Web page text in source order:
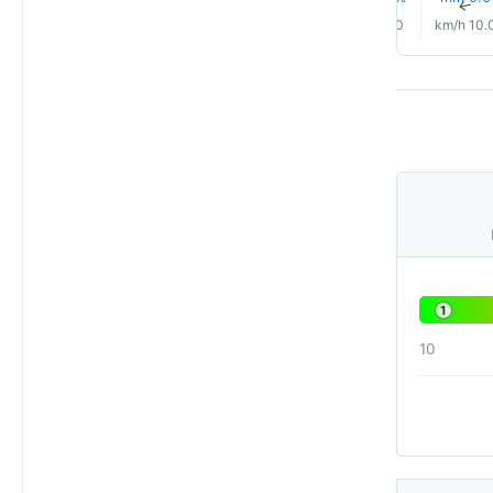
↑
10.0
6.0 km/h
1
10